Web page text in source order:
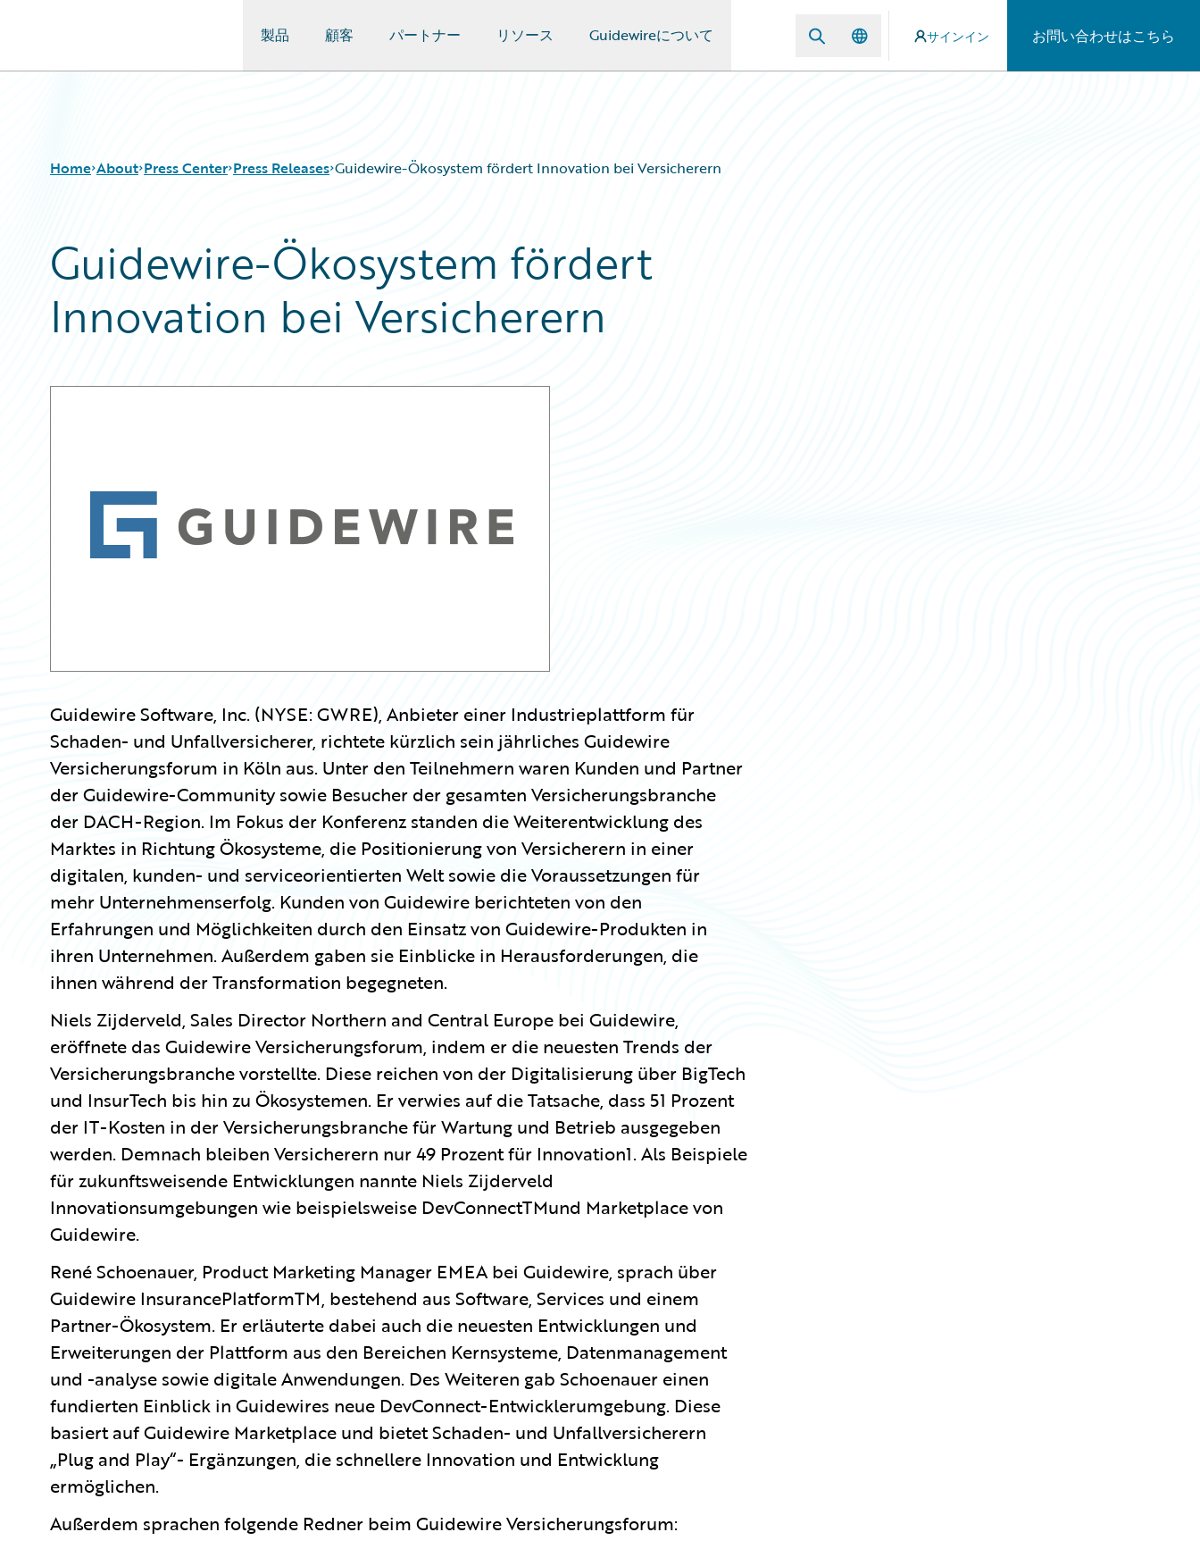
製品 顧客 パートナー リソース Guidewireについて サインイン お問い合わせはこちら
Home About Press Center Press Releases Guidewire-Ökosystem fördert Innovation bei Versicherern
Guidewire-Ökosystem fördert
Innovation bei Versicherern
Guidewire Software, Inc. (NYSE: GWRE), Anbieter einer Industrieplattform für
Schaden- und Unfallversicherer, richtete kürzlich sein jährliches Guidewire
Versicherungsforum in Köln aus. Unter den Teilnehmern waren Kunden und Partner
der Guidewire-Community sowie Besucher der gesamten Versicherungsbranche
der DACH-Region. Im Fokus der Konferenz standen die Weiterentwicklung des
Marktes in Richtung Ökosysteme, die Positionierung von Versicherern in einer
digitalen, kunden- und serviceorientierten Welt sowie die Voraussetzungen für
mehr Unternehmenserfolg. Kunden von Guidewire berichteten von den
Erfahrungen und Möglichkeiten durch den Einsatz von Guidewire-Produkten in
ihren Unternehmen. Außerdem gaben sie Einblicke in Herausforderungen, die
ihnen während der Transformation begegneten.
Niels Zijderveld, Sales Director Northern and Central Europe bei Guidewire,
eröffnete das Guidewire Versicherungsforum, indem er die neuesten Trends der
Versicherungsbranche vorstellte. Diese reichen von der Digitalisierung über BigTech
und InsurTech bis hin zu Ökosystemen. Er verwies auf die Tatsache, dass 51 Prozent
der IT-Kosten in der Versicherungsbranche für Wartung und Betrieb ausgegeben
werden. Demnach bleiben Versicherern nur 49 Prozent für Innovation1. Als Beispiele
für zukunftsweisende Entwicklungen nannte Niels Zijderveld
Innovationsumgebungen wie beispielsweise DevConnectTMund Marketplace von
Guidewire.
René Schoenauer, Product Marketing Manager EMEA bei Guidewire, sprach über
Guidewire InsurancePlatformTM, bestehend aus Software, Services und einem
Partner-Ökosystem. Er erläuterte dabei auch die neuesten Entwicklungen und
Erweiterungen der Plattform aus den Bereichen Kernsysteme, Datenmanagement
und -analyse sowie digitale Anwendungen. Des Weiteren gab Schoenauer einen
fundierten Einblick in Guidewires neue DevConnect-Entwicklerumgebung. Diese
basiert auf Guidewire Marketplace und bietet Schaden- und Unfallversicherern
„Plug and Play“- Ergänzungen, die schnellere Innovation und Entwicklung
ermöglichen.
Außerdem sprachen folgende Redner beim Guidewire Versicherungsforum: